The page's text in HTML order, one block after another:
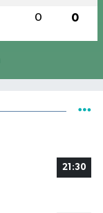
0 0
21:30